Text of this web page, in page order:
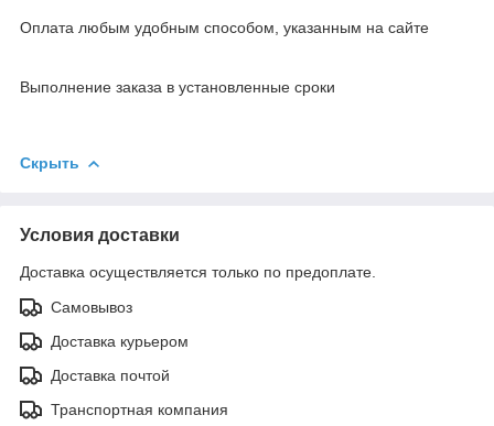
Оплата любым удобным способом, указанным на сайте
Выполнение заказа в установленные сроки
Скрыть
Условия доставки
Доставка осуществляется только по предоплате.
Самовывоз
Доставка курьером
Доставка почтой
Транспортная компания